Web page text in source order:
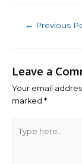
Post
← Previous
Leave a
Your email
marked *
here..